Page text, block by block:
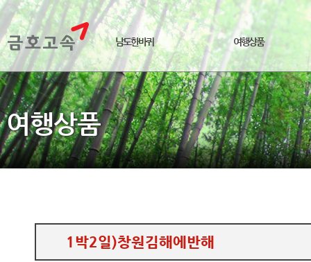
남도한바퀴 여행상품
여행상품
1박2일)창원김해에반해